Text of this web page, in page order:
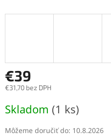
€39
€31,70 bez DPH
cena:
Skladom (1 ks)
Môžeme doručiť do: 10.8.2026